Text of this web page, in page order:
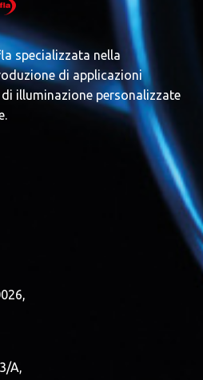
specializzata nella
di applicazioni
illuminazione personalizzate
A,